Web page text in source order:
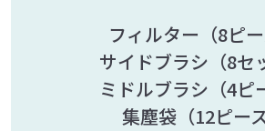
フィルター （8ピ
サイドブラシ （8セ
ミドルブラシ （4ピ
集塵袋（12ピース